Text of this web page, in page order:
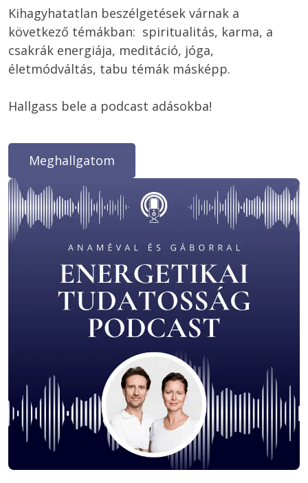
Kihagyhatatlan beszélgetések várnak a
következő témákban:  spiritualitás, karma, a
csakrák energiája, meditáció, jóga,
életmódváltás, tabu témák másképp.
Hallgass bele a podcast adásokba!
Meghallgatom